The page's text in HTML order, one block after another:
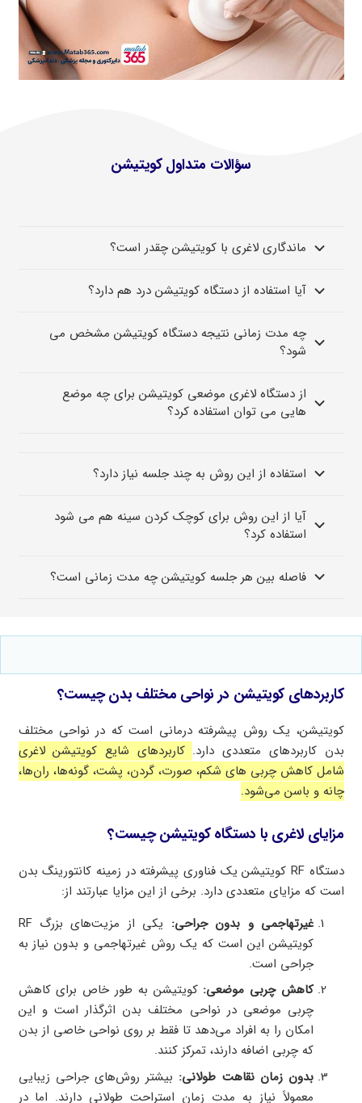
سؤالات متداول کویتیشن
ماندگاری لاغری با کویتیشن چقدر است؟
آیا استفاده از دستگاه کویتیشن درد هم دارد؟
چه مدت زمانی نتیجه دستگاه کویتیشن مشخص می
شود؟
از دستگاه لاغری موضعی کویتیشن برای چه موضع
هایی می توان استفاده کرد؟
استفاده از این روش به چند جلسه نیاز دارد؟
آیا از این روش برای کوچک کردن سینه هم می شود
استفاده کرد؟
فاصله بین هر جلسه کویتیشن چه مدت زمانی است؟
کاربردهای کویتیشن در نواحی مختلف بدن چیست؟
کویتیشن، یک روش پیشرفته درمانی است که در نواحی مختلف
بدن کاربردهای متعددی دارد. کاربردهای شایع کویتیشن لاغری
شامل کاهش چربی های شکم، صورت، گردن، پشت، گونه‌ها، ران‌ها،
چانه و باسن می‌شود.
مزایای لاغری با دستگاه کویتیشن چیست؟
دستگاه RF کویتیشن یک فناوری پیشرفته در زمینه کانتورینگ بدن
است که مزایای متعددی دارد. برخی از این مزایا عبارتند از:
غیرتهاجمی و بدون جراحی:
یکی از مزیت‌های بزرگ RF
کویتیشن این است که یک روش غیرتهاجمی و بدون نیاز به
جراحی است.
کاهش چربی موضعی: کویتیشن به طور خاص برای کاهش
چربی موضعی در نواحی مختلف بدن اثرگذار است و این
امکان را به افراد می‌دهد تا فقط بر روی نواحی خاصی از بدن
که چربی اضافه دارند، تمرکز کنند.
بدون زمان نقاهت طولانی: بیشتر روش‌های جراحی زیبایی
معمولاً نیاز به مدت زمان استراحت طولانی دارند. اما در